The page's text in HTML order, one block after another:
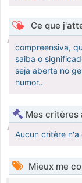
Ce que
compreensiva,
saiba o
seja aberta no
humor..
Mes critères
Aucun critère n'a
Mieux me